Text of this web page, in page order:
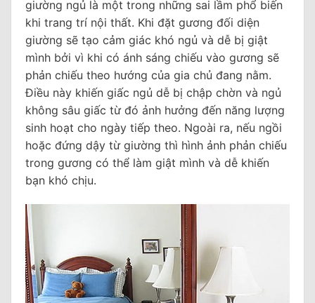
giường ngủ là một trong những sai lầm phổ biến
khi trang trí nội thất. Khi đặt gương đối diện
giường sẽ tạo cảm giác khó ngủ và dễ bị giật
mình bởi vì khi có ánh sáng chiếu vào gương sẽ
phản chiếu theo hướng của gia chủ đang nằm.
Điều này khiến giấc ngủ dễ bị chập chờn và ngủ
không sâu giấc từ đó ảnh hưởng đến năng lượng
sinh hoạt cho ngày tiếp theo. Ngoài ra, nếu ngồi
hoặc đứng dậy từ giường thì hình ảnh phản chiếu
trong gương có thể làm giật mình và dễ khiến
bạn khó chịu.